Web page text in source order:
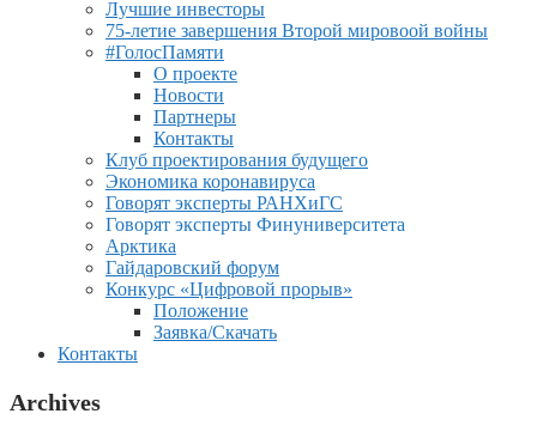
Лучшие инвесторы
75-летие завершения Второй мировоой войны
#ГолосПамяти
О проекте
Новости
Партнеры
Контакты
Клуб проектирования будущего
Экономика коронавируса
Говорят эксперты РАНХиГС
Говорят эксперты Финуниверситета
Арктика
Гайдаровский форум
Конкурс «Цифровой прорыв»
Положение
Заявка/Скачать
Контакты
Archives